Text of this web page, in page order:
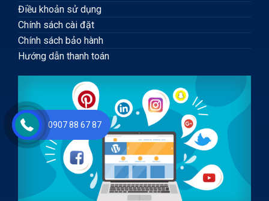
Điều khoản sử dụng
Chính sách cài đặt
Chính sách bảo hành
Hướng dẫn thanh toán
0907 88 67 87